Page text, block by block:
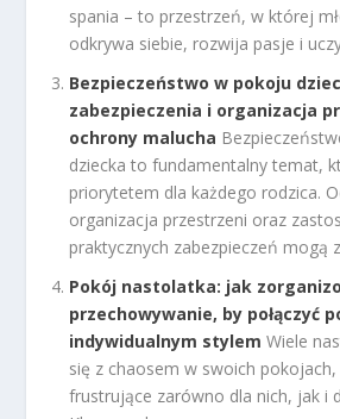
spania – to przestrzeń, w której
odkrywa siebie, rozwija pasje i
Bezpieczeństwo w pokoju
zabezpieczenia i organizacja
ochrony malucha
dziecka to fundamentalny temat,
priorytetem dla każdego rodzica.
organizacja przestrzeni oraz
praktycznych zabezpieczeń mogą
Pokój nastolatka: jak
przechowywanie, by połączyć
indywidualnym stylem Wiele
się z chaosem w swoich
frustrujące zarówno dla nich, jak i